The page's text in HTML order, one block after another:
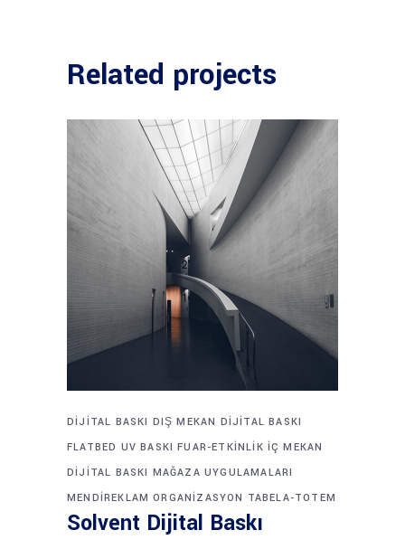
Related projects
DIJITAL BASKI DIŞ MEKAN DIJITAL BASKI
FLATBED UV BASKI FUAR-ETKINLIK İÇ MEKAN
DIJITAL BASKI MAĞAZA UYGULAMALARI
MENDIREKLAM ORGANIZASYON TABELA-TOTEM
Solvent Dijital Baskı